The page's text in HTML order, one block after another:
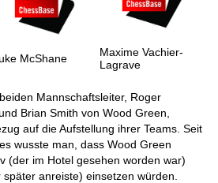
McShane
Maxime Vachier-
Lagrave
Mannschaftsleiter, Roger
Brian Smith von Wood Green,
auf die Aufstellung ihrer Teams. Seit
wusste man, dass Wood Green
(der im Hotel gesehen worden war)
anreiste) einsetzen würden.